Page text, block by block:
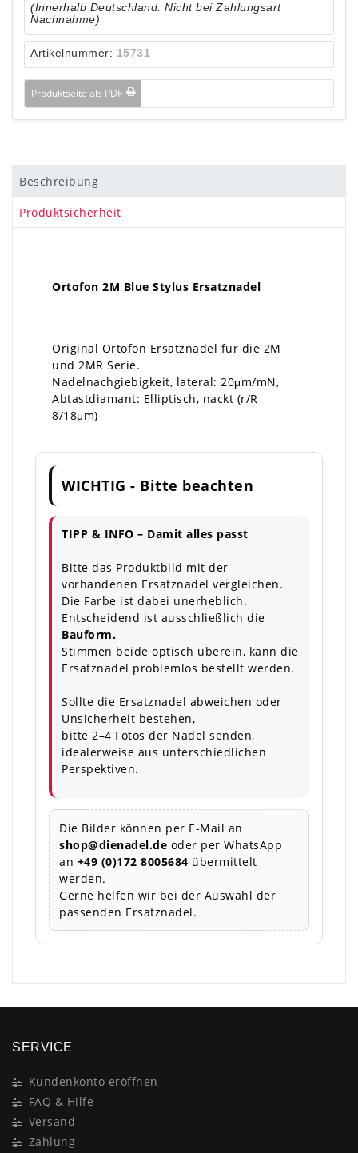
(Innerhalb Deutschland. Nicht bei Zahlungsart
Nachnahme)
Artikelnummer: 15731
Produktseite als PDF
Beschreibung
Produktsicherheit
Ortofon 2M Blue Stylus Ersatznadel
Original Ortofon Ersatznadel für die 2M
und 2MR Serie.
Nadelnachgiebigkeit, lateral: 20μm/mN,
Abtastdiamant: Elliptisch, nackt (r/R
8/18μm)
WICHTIG - Bitte beachten
TIPP & INFO – Damit alles passt
Bitte das Produktbild mit der
vorhandenen Ersatznadel vergleichen.
Die Farbe ist dabei unerheblich.
Entscheidend ist ausschließlich die
Bauform.
Stimmen beide optisch überein, kann die
Ersatznadel problemlos bestellt werden.
Sollte die Ersatznadel abweichen oder
Unsicherheit bestehen,
bitte 2–4 Fotos der Nadel senden,
idealerweise aus unterschiedlichen
Perspektiven.
Die Bilder können per E-Mail an
shop@dienadel.de oder per WhatsApp
an +49 (0)172 8005684 übermittelt
werden.
Gerne helfen wir bei der Auswahl der
passenden Ersatznadel.
SERVICE
Kundenkonto eröffnen
FAQ & Hilfe
Versand
Zahlung